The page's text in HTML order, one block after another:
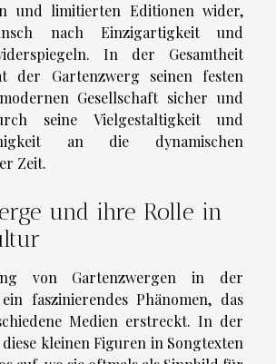
und limitierten Editionen wider,
nach Einzigartigkeit und
In der Gesamtheit
der Gartenzwerg seinen festen
Gesellschaft sicher und
seine Vielgestaltigkeit und
an die dynamischen
Zeit.
und ihre Rolle in
von Gartenzwergen in der
faszinierendes Phänomen, das
Medien erstreckt. In der
kleinen Figuren in Songtexten